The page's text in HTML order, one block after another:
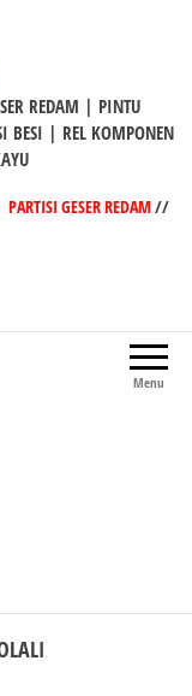
REDAM | PINTU
BESI | REL KOMPONEN
PARTISI GESER REDAM//
Menu